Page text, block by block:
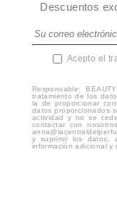
Descuentos
Acepto el
Responsable:
tratamiento de los
la de proporcionar
datos proporcionados
actividad y no se
contactar con
y suprimir los datos,
información adicional